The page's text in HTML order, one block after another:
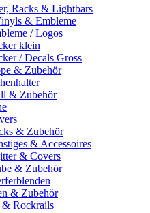
Racks & Lightbars
& Embleme
/ Logos
klein
/ Decals Gross
& Zubehör
& Zubehör
& Zubehör
& Accessoires
& Covers
& Zubehör
& Zubehör
& Rockrails